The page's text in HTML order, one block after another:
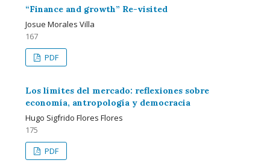
“Finance and growth” Re-visited
Josue Morales Villa
167
PDF
Los límites del mercado: reflexiones sobre
economía, antropología y democracia
Hugo Sigfrido Flores Flores
175
PDF